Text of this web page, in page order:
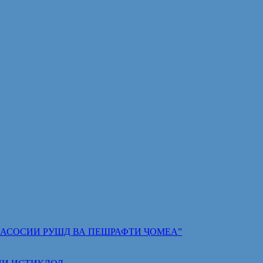
АСОСИИ РУШД ВА ПЕШРАФТИ ҶОМЕА”